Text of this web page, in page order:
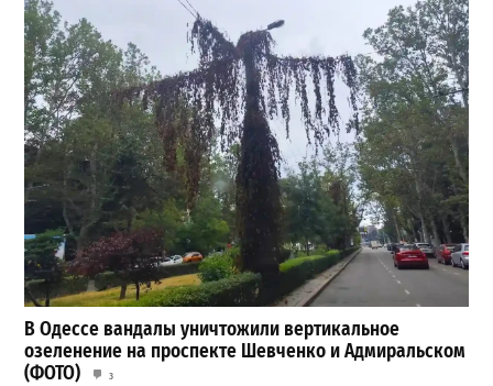
В Одессе вандалы уничтожили вертикальное
озеленение на проспекте Шевченко и Адмиральском
(ФОТО)
3